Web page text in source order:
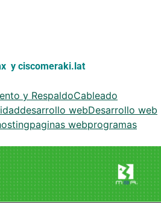
y ciscomeraki.lat
y RespaldoCableado
desarrollo webDesarrollo web
paginas webprogramas